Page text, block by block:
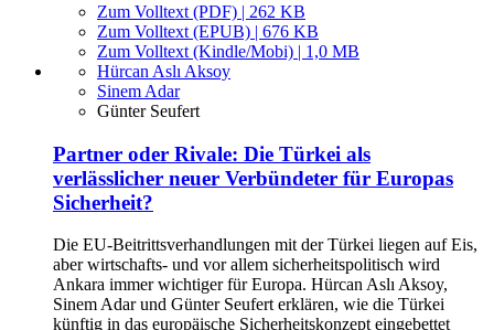
Zum Volltext (PDF) | 262 KB
Zum Volltext (EPUB) | 676 KB
Zum Volltext (Kindle/Mobi) | 1,0 MB
Hürcan Aslı Aksoy
Sinem Adar
Günter Seufert
Partner oder Rivale: Die Türkei als
verlässlicher neuer Verbündeter für Europas
Sicherheit?
Die EU-Beitrittsverhandlungen mit der Türkei liegen auf Eis,
aber wirtschafts- und vor allem sicherheitspolitisch wird
Ankara immer wichtiger für Europa. Hürcan Aslı Aksoy,
Sinem Adar und Günter Seufert erklären, wie die Türkei
künftig in das europäische Sicherheitskonzept eingebettet